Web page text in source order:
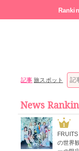
記事 旅スポット
News
1
の世界